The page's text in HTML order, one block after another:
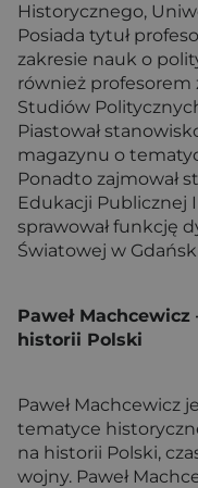
Historycznego,
Posiada tytuł
zakresie nauk o
również
Studiów
Piastował
magazynu o
Ponadto zajmował
Edukacji Publicznej
sprawował funkcję
Światowej w
Paweł
historii Polski
Paweł Machcewicz
tematyce
na historii Polski,
wojny. Paweł